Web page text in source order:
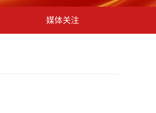
媒体关注